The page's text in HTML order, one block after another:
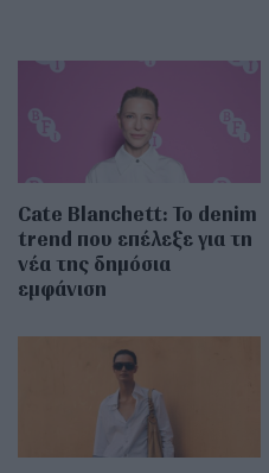
Cate Blanchett: Το denim
trend που επέλεξε για τη
νέα της δημόσια
εμφάνιση